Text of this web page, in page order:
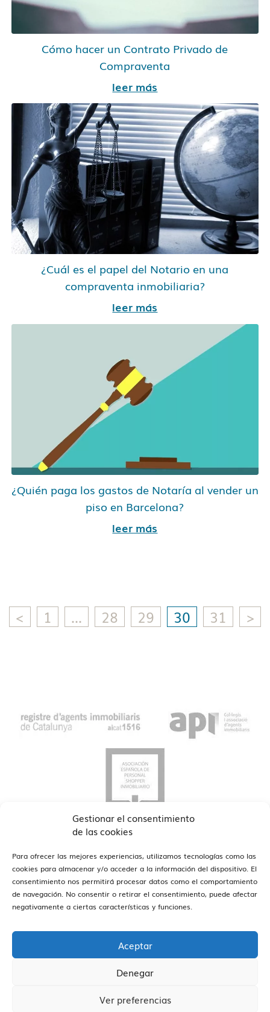
Gestionar el consentimiento
de las cookies
Para ofrecer las mejores experiencias, utilizamos tecnologías como las
cookies para almacenar y/o acceder a la información del dispositivo. El
consentimiento nos permitirá procesar datos como el comportamiento
de navegación. No consentir o retirar el consentimiento, puede afectar
negativamente a ciertas características y funciones.
Aceptar
Denegar
Ver preferencias
Cómo hacer un Contrato Privado de
Compraventa
leer más
¿Cuál es el papel del Notario en una
compraventa inmobiliaria?
leer más
¿Quién paga los gastos de Notaría al vender un
piso en Barcelona?
leer más
< 1 … 28 29 30 31 >
ver oficinas
Aviso legal
Política de Privacidad
Política de Cookies